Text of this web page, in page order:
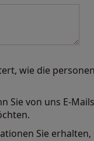
wie die
Sie von uns E-
Sie